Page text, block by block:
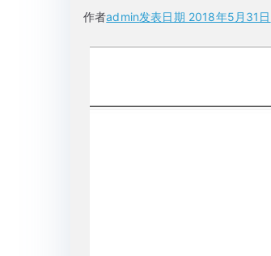
作者admin发表日期 2018年5月31日